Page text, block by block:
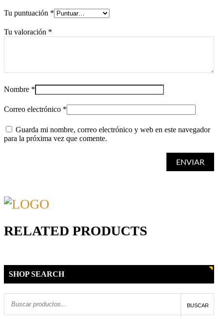
Tu puntuación *
Tu valoración *
Nombre *
Correo electrónico *
Guarda mi nombre, correo electrónico y web en este navegador
para la próxima vez que comente.
RELATED PRODUCTS
SHOP SEARCH
BUSCAR